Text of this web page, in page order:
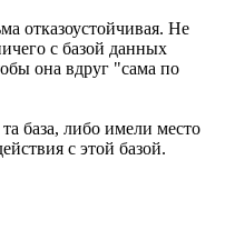
отказоустойчивая. Не
с базой данных
она вдруг "сама по
база, либо имели место
с этой базой.